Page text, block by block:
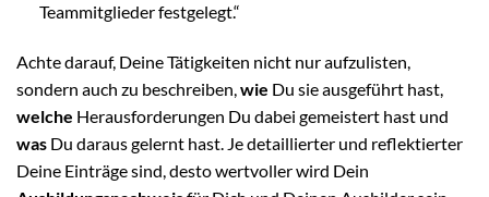
Teammitglieder festgelegt.“
Achte darauf, Deine Tätigkeiten nicht nur aufzulisten,
sondern auch zu beschreiben,wie Du sie ausgeführt hast,
welche Herausforderungen Du dabei gemeistert hast und
was Du daraus gelernt hast. Je detaillierter und reflektierter
Deine Einträge sind, desto wertvoller wird Dein